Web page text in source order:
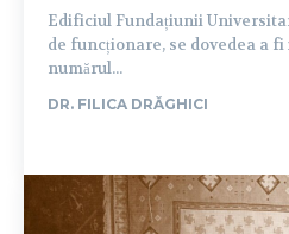
Edificiul Fundațiunii
de funcționare, se dovedea a
numărul...
DR. FILICA DRĂGHICI